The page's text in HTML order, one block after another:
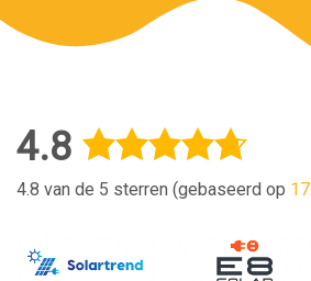
4.8
4.8 van de 5 sterren (gebaseerd op